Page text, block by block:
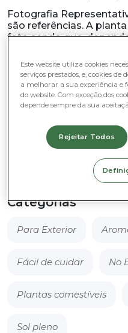
Fotografia
são referências. A
foto sendo que,
forma, aparência ou
o vaso.
Em stock
Quantidade
Cebolinho
Categorias
Para Exterior
Fácil de cuidar No
Plantas comestíveis
Sol pleno
Este website utiliza cookies
serviços prestados, e, cookies
a melhorar a sua experiência e
do website. Com exceção dos
depende sempre da sua
Rejeitar Todos